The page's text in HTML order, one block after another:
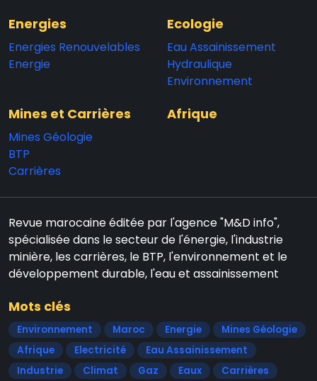
Energies
Energies Renouvelables
Energie
Ecologie
Eau Assainissement
Hydraulique
Environnement
Mines et Carrières
Mines Géologie
BTP
Carrières
Afrique
Revue marocaine éditée par l'agence "M&D info",
spécialisée dans le secteur de l'énergie, l'industrie
minière, les carrières, le BTP, l'environnement et le
développement durable, l'eau et assainissement
Mots clés
Environnement Maroc Energie
Mines Géologie
Afrique
Electricité
Eau Assainissement
Industrie
Climat Gaz Eaux Carrières